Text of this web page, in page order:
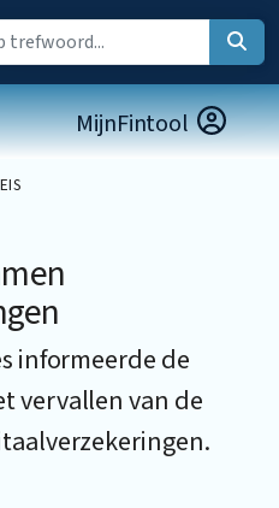
MijnFintool
informeerde de
vervallen van de